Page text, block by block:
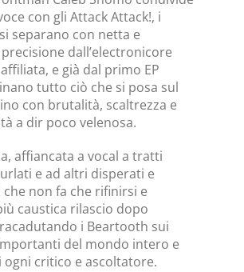
con gli Attack Attack!, i
separano con netta e
dall’electronicore
e già dal primo EP
tutto ciò che si posa sul
con brutalità, scaltrezza e
a dir poco velenosa.
affiancata a vocal a tratti
e ad altri disperati e
non fa che rifinirsi e
caustica rilascio dopo
i Beartooth sui
del mondo intero e
ogni critico e ascoltatore.